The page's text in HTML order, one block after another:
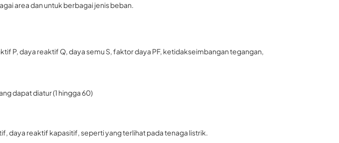
area dan untuk berbagai jenis beban.
P, daya reaktif Q, daya semu S, faktor daya PF, ketidakseimbangan tegangan,
dapat diatur (1 hingga 60)
daya reaktif kapasitif, seperti yang terlihat pada tenaga listrik.